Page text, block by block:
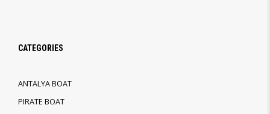
CATEGORIES
ANTALYA BOAT
PIRATE BOAT